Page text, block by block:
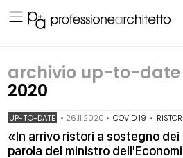
archivio up-to-date
2020
UP-TO-DATE • 26.11.2020 • COVID 19 • RISTORI
«In arrivo ristori a sostegno
parola del ministro